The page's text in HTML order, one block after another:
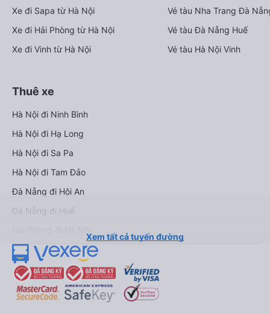
Xe đi Sapa từ Hà Nội
Xe đi Hải Phòng từ Hà Nội
Xe đi Vinh từ Hà Nội
Vé tàu Nha Trang Đà
Vé tàu Đà Nẵng Huế
Vé tàu Hà Nội Vinh
Thuê xe
Hà Nội đi Ninh Bình
Hà Nội đi Hạ Long
Hà Nội đi Sa Pa
Hà Nội đi Tam Đảo
Đà Nẵng đi Hội An
Đà Nẵng đi Huế
Xem tất cả tuyến đường